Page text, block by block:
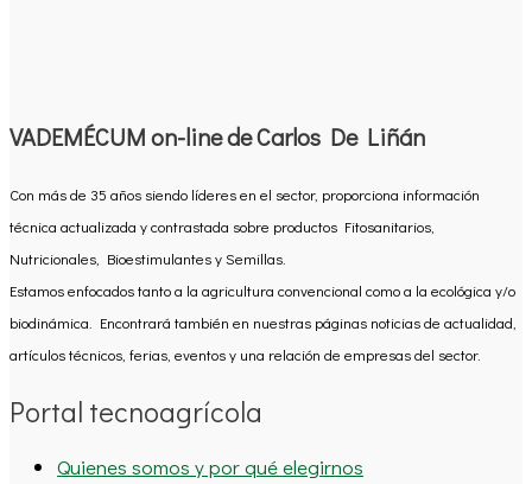
VADEMÉCUM on-line de Carlos De Liñán
Con más de 35 años siendo líderes en el sector, proporciona información
técnica actualizada y contrastada sobre productos Fitosanitarios,
Nutricionales, Bioestimulantes y Semillas.
Estamos enfocados tanto a la agricultura convencional como a la ecológica y/o
biodinámica. Encontrará también en nuestras páginas noticias de actualidad,
artículos técnicos, ferias, eventos y una relación de empresas del sector.
Portal tecnoagrícola
Quienes somos y por qué elegirnos